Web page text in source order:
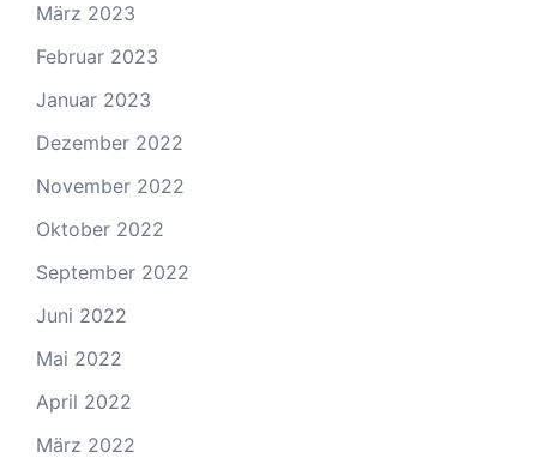
März 2023
Februar 2023
Januar 2023
Dezember 2022
November 2022
Oktober 2022
September 2022
Juni 2022
Mai 2022
April 2022
März 2022